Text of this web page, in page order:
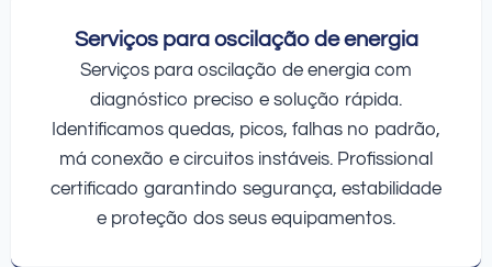
Serviços para oscilação de energia
Serviços para oscilação de energia com
diagnóstico preciso e solução rápida.
Identificamos quedas, picos, falhas no padrão,
má conexão e circuitos instáveis. Profissional
certificado garantindo segurança, estabilidade
e proteção dos seus equipamentos.